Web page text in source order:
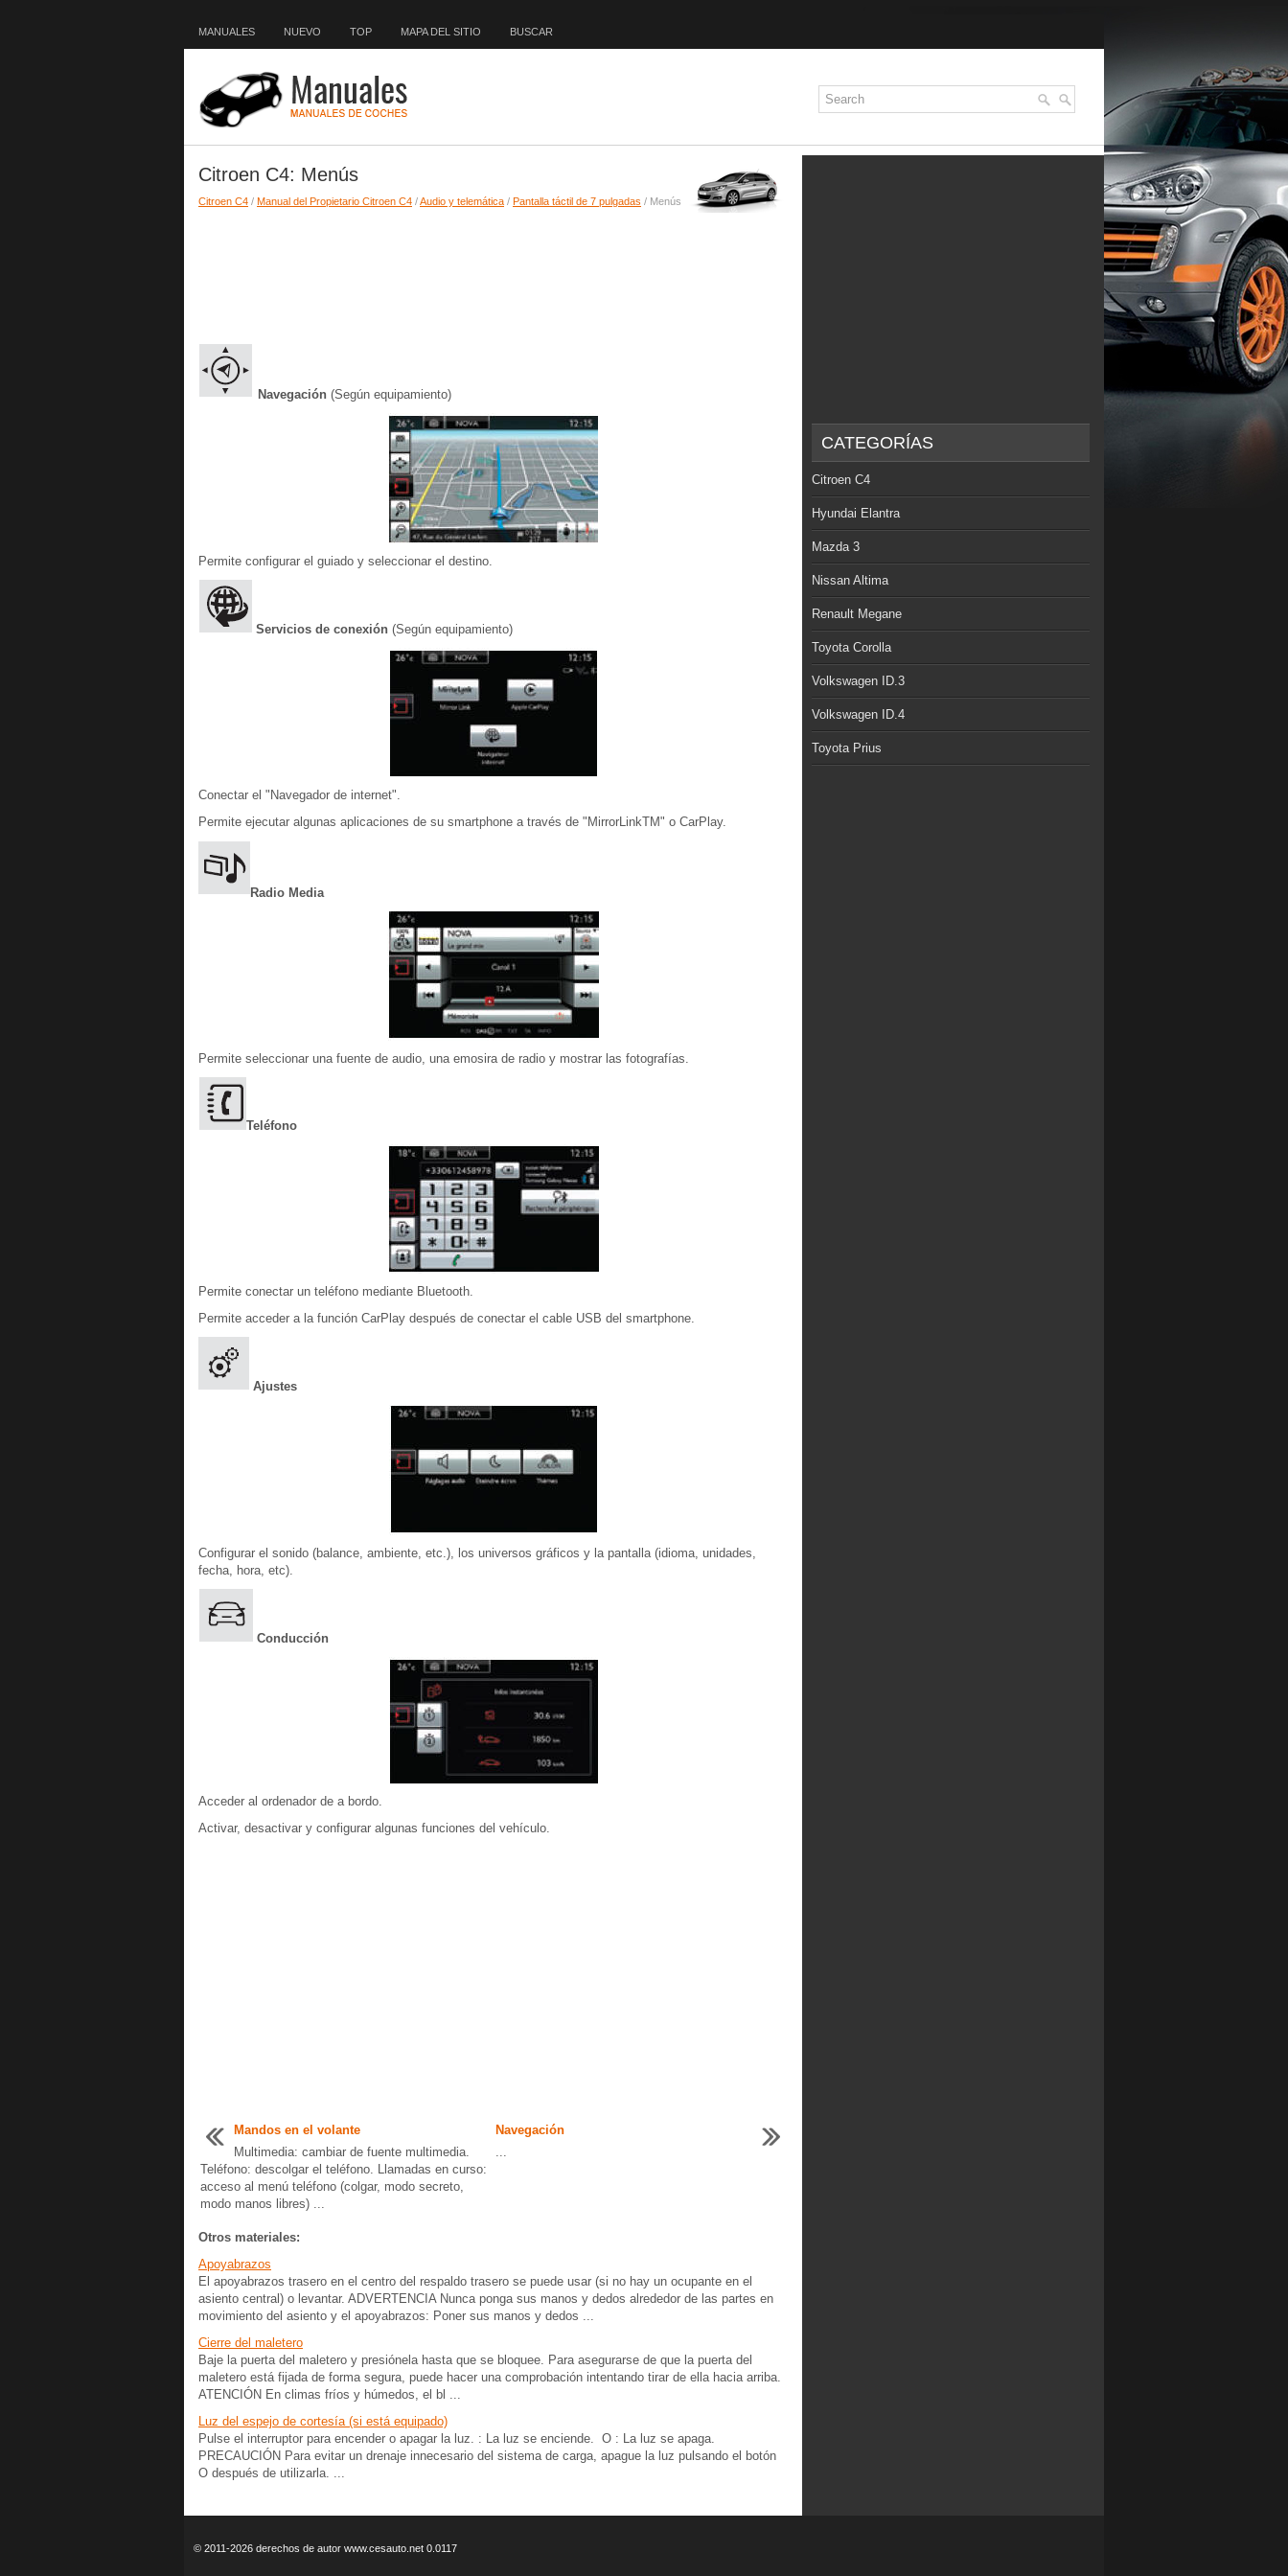
MANUALES NUEVO TOP MAPA DEL SITIO BUSCAR
Citroen C4: Menús
Citroen C4 / Manual del Propietario Citroen C4 /Audio y telemática / Pantalla táctil de 7 pulgadas / Menús
Navegación (Según equipamiento)
Permite configurar el guiado y seleccionar el destino.
Servicios de conexión (Según equipamiento)
Conectar el "Navegador de internet".
Permite ejecutar algunas aplicaciones de su smartphone a través de "MirrorLinkTM" o CarPlay.
Radio Media
Permite seleccionar una fuente de audio, una emosira de radio y mostrar las fotografías.
Teléfono
Permite conectar un teléfono mediante Bluetooth.
Permite acceder a la función CarPlay después de conectar el cable USB del smartphone.
Ajustes
Configurar el sonido (balance, ambiente, etc.), los universos gráficos y la pantalla (idioma, unidades,
fecha, hora, etc).
Conducción
Acceder al ordenador de a bordo.
Activar, desactivar y configurar algunas funciones del vehículo.
Mandos en el volante
Multimedia: cambiar de fuente multimedia.
Teléfono: descolgar el teléfono. Llamadas en curso:
acceso al menú teléfono (colgar, modo secreto,
modo manos libres) ...
Navegación
...
Otros materiales:
Apoyabrazos
El apoyabrazos trasero en el centro del respaldo trasero se puede usar (si no hay un ocupante en el
asiento central) o levantar. ADVERTENCIA Nunca ponga sus manos y dedos alrededor de las partes en
movimiento del asiento y el apoyabrazos: Poner sus manos y dedos ...
Cierre del maletero
Baje la puerta del maletero y presiónela hasta que se bloquee. Para asegurarse de que la puerta del
maletero está fijada de forma segura, puede hacer una comprobación intentando tirar de ella hacia arriba.
ATENCIÓN En climas fríos y húmedos, el bl ...
Luz del espejo de cortesía (si está equipado)
Pulse el interruptor para encender o apagar la luz. : La luz se enciende. O : La luz se apaga.
PRECAUCIÓN Para evitar un drenaje innecesario del sistema de carga, apague la luz pulsando el botón
O después de utilizarla. ...
CATEGORÍAS
Citroen C4
Hyundai Elantra
Mazda 3
Nissan Altima
Renault Megane
Toyota Corolla
Volkswagen ID.3
Volkswagen ID.4
Toyota Prius
© 2011-2026 derechos de autor www.cesauto.net 0.0117